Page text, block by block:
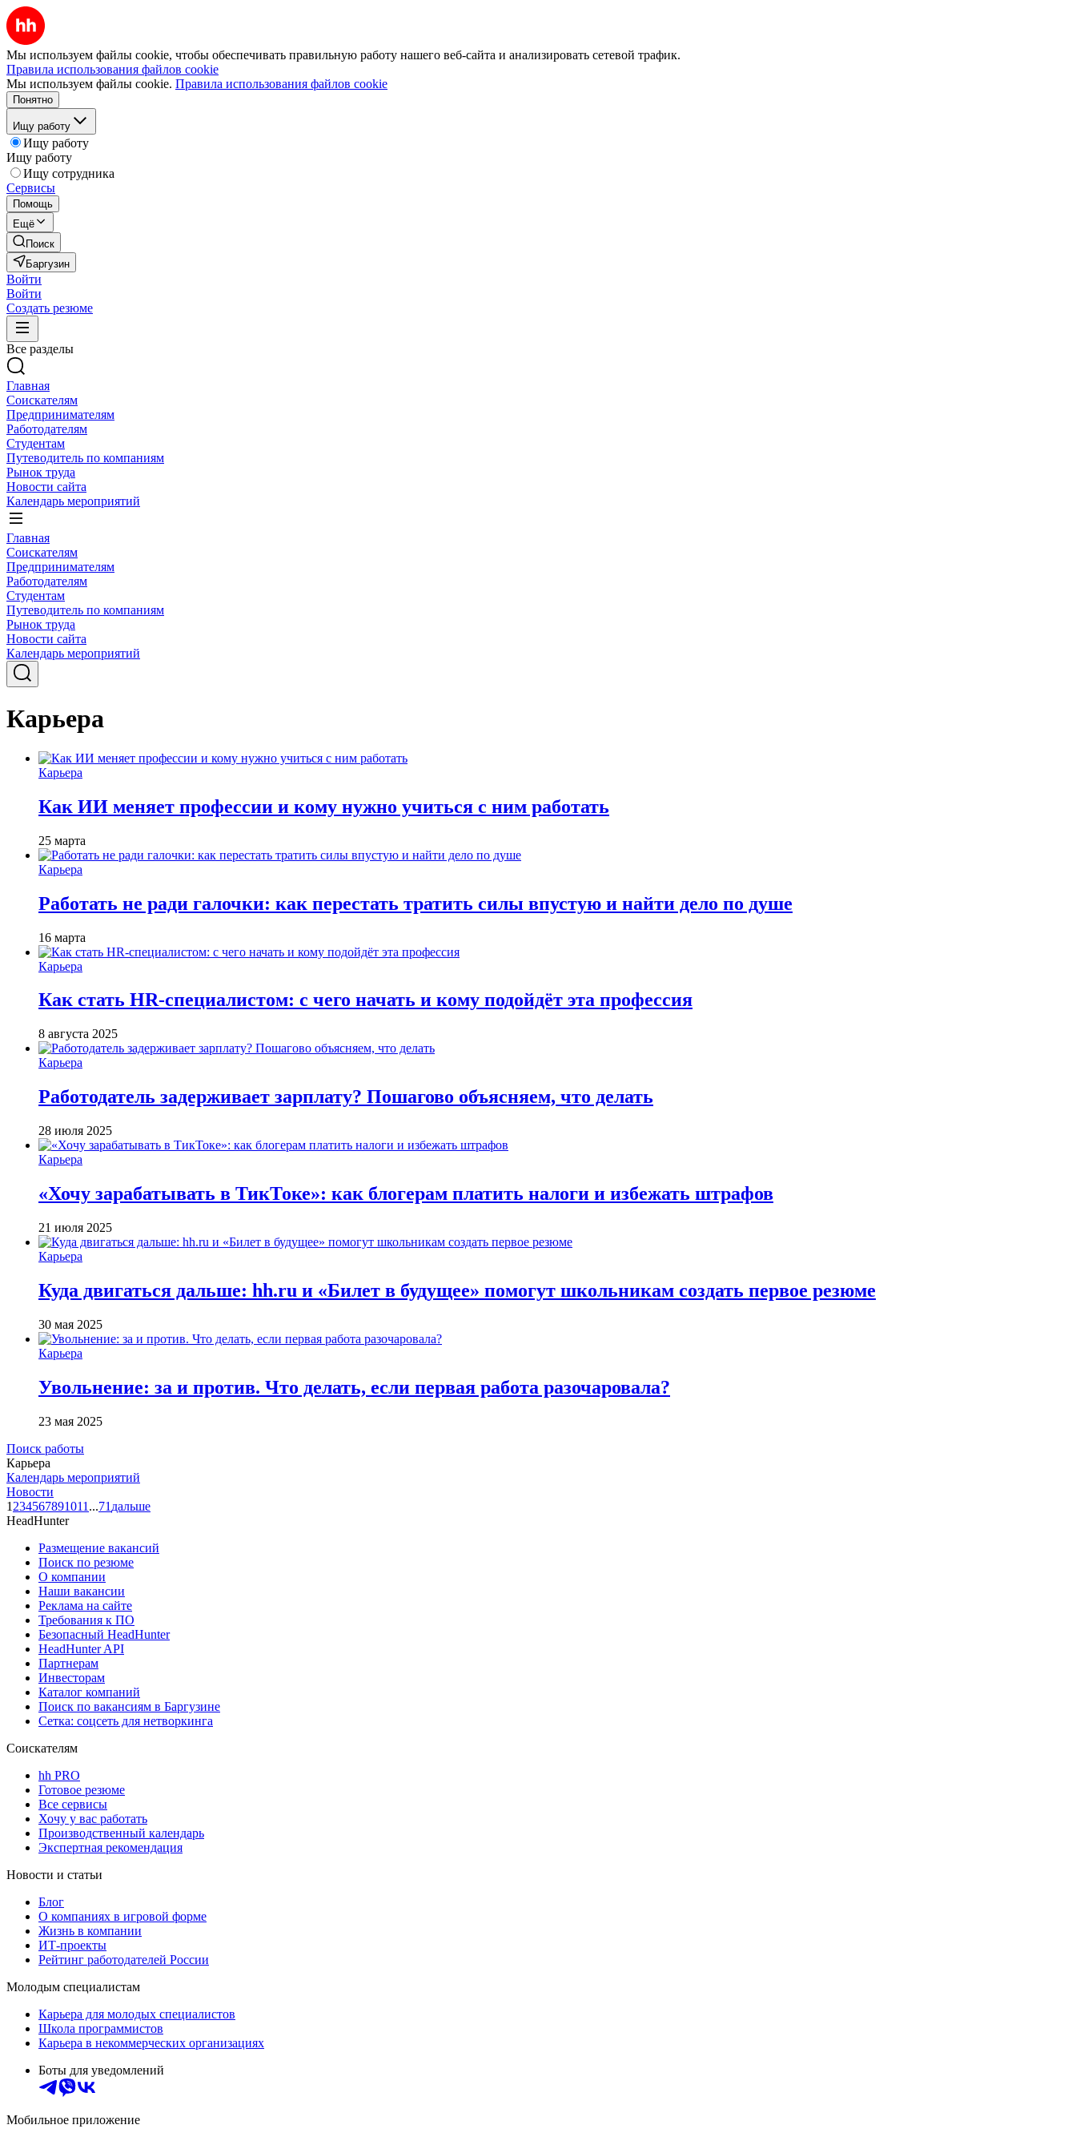
Мы используем файлы cookie, чтобы обеспечивать правильную работу нашего веб-сайта и анализировать сетевой трафик.
Правила использования файлов cookie
Мы используем файлы cookie. Правила использования файлов cookie
Понятно
Ищу работу
Ищу работу
Ищу работу
Ищу сотрудника
Сервисы
Помощь
Ещё
Поиск
Баргузин
Войти
Войти
Создать резюме
Все разделы
Главная
Соискателям
Предпринимателям
Работодателям
Студентам
Путеводитель по компаниям
Рынок труда
Новости сайта
Календарь мероприятий
Главная
Соискателям
Предпринимателям
Работодателям
Студентам
Путеводитель по компаниям
Рынок труда
Новости сайта
Календарь мероприятий
Карьера
Карьера
Как ИИ меняет профессии и кому нужно учиться с ним работать
25 марта
Карьера
Работать не ради галочки: как перестать тратить силы впустую и найти дело по душе
16 марта
Карьера
Как стать HR-специалистом: с чего начать и кому подойдёт эта профессия
8 августа 2025
Карьера
Работодатель задерживает зарплату? Пошагово объясняем, что делать
28 июля 2025
Карьера
«Хочу зарабатывать в ТикТоке»: как блогерам платить налоги и избежать штрафов
21 июля 2025
Карьера
Куда двигаться дальше: hh.ru и «Билет в будущее» помогут школьникам создать первое резюме
30 мая 2025
Карьера
Увольнение: за и против. Что делать, если первая работа разочаровала?
23 мая 2025
Поиск работы
Карьера
Календарь мероприятий
Новости
1 234567891011 ...71 дальше
HeadHunter
Размещение вакансий
Поиск по резюме
О компании
Наши вакансии
Реклама на сайте
Требования к ПО
Безопасный HeadHunter
HeadHunter API
Партнерам
Инвесторам
Каталог компаний
Поиск по вакансиям в Баргузине
Сетка: соцсеть для нетворкинга
Соискателям
hh PRO
Готовое резюме
Все сервисы
Хочу у вас работать
Производственный календарь
Экспертная рекомендация
Новости и статьи
Блог
О компаниях в игровой форме
Жизнь в компании
ИТ-проекты
Рейтинг работодателей России
Молодым специалистам
Карьера для молодых специалистов
Школа программистов
Карьера в некоммерческих организациях
Боты для уведомлений
Мобильное приложение